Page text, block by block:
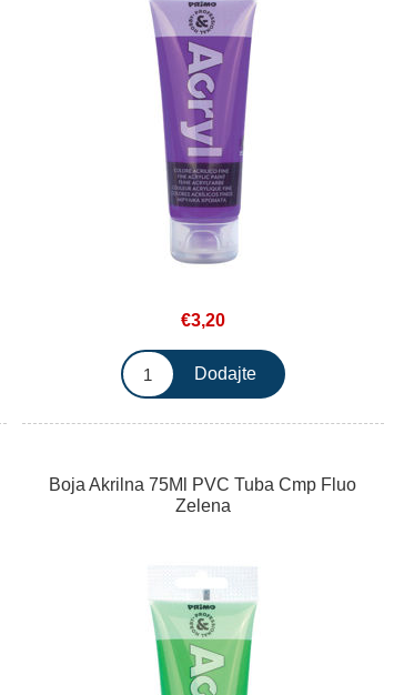
€3,20
Boja Akrilna 75Ml PVC Tuba Cmp Fluo
Zelena